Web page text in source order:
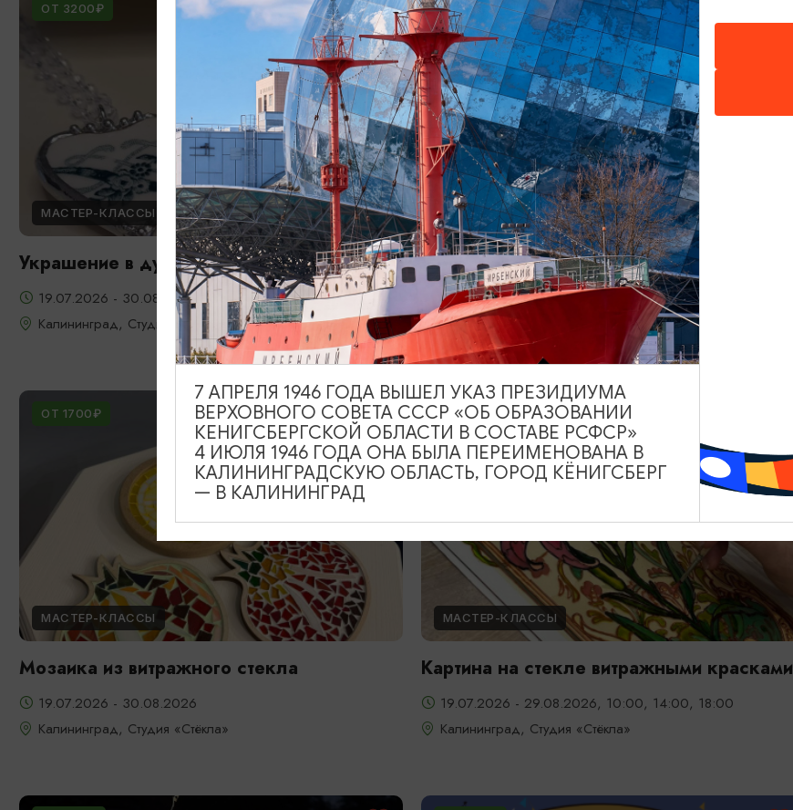
ОТ 3200₽
МАСТЕР-КЛАССЫ
Украшение в духе старого Кенигсберга
19.07.2026 - 30.08.2026
Калининград, Студия «Стёкла»
ОТ 2800₽
МАСТЕР-КЛАССЫ
Мозаика в технике Тренкадис
19.07.2026 - 28.08.2026, 10:00, 18:00
Калининград, Студия «Стёкла»
ОТ 1700₽
МАСТЕР-КЛАССЫ
Мозаика из витражного стекла
19.07.2026 - 30.08.2026
Калининград, Студия «Стёкла»
ОТ 2200₽
МАСТЕР-КЛАССЫ
Картина на стекле витражными красками
19.07.2026 - 29.08.2026, 10:00, 14:00, 18:00
Калининград, Студия «Стёкла»
7 АПРЕЛЯ 1946 ГОДА ВЫШЕЛ УКАЗ ПРЕЗИДИУМА
ВЕРХОВНОГО СОВЕТА СССР «ОБ ОБРАЗОВАНИИ
КЕНИГСБЕРГСКОЙ ОБЛАСТИ В СОСТАВЕ РСФСР»
4 ИЮЛЯ 1946 ГОДА ОНА БЫЛА ПЕРЕИМЕНОВАНА В
КАЛИНИНГРАДСКУЮ ОБЛАСТЬ, ГОРОД КЁНИГСБЕРГ
— В КАЛИНИНГРАД